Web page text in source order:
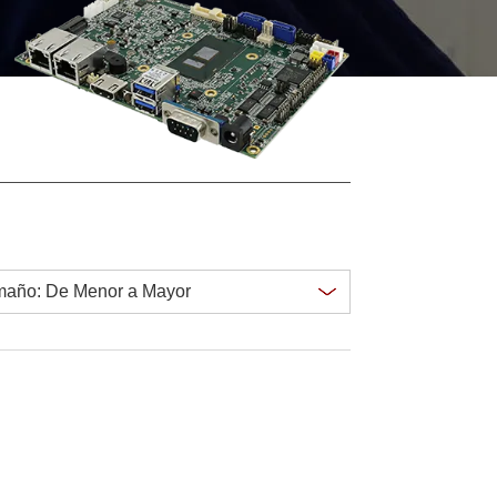
More
Grado de Acero Inoxidable
Panel PC de Acero Inoxidable
Pantalla de Acero Inoxidable